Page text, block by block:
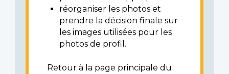
réorganiser les photos et
prendre la décision finale sur
les images utilisées pour les
photos de profil.
Retour à la page principale du